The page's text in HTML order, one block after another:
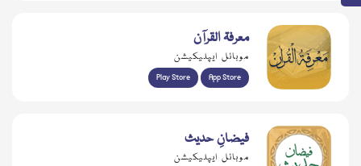
معرفۃ القرآن
موبائل ایپلیکیشن
Play Store App Store
فیضانِ حدیث
موبائل ایپلیکیشن